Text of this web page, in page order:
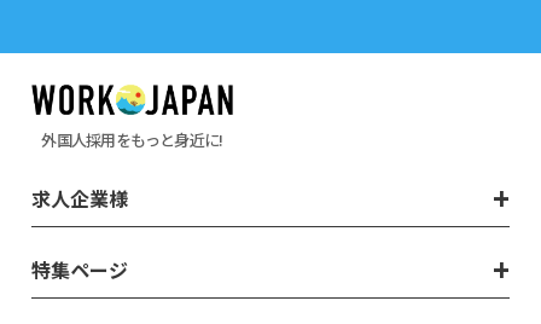
外国人採用をもっと身近に!
求人企業様
特集ページ